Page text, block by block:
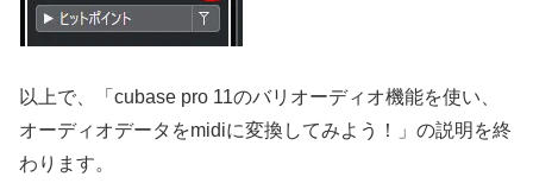
以上で、「cubase pro 11のバリオーディオ機能を使い、
オーディオデータをmidiに変換してみよう！」の説明を終
わります。